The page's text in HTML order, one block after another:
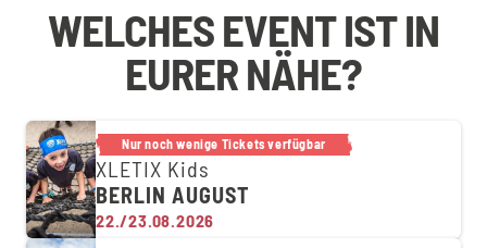
WELCHES EVENT IST IN
EURER NÄHE?
Nur noch wenige Tickets verfügbar
XLETIX Kids
BERLIN AUGUST
22./23.08.2026